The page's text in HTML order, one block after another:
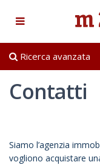
Ricerca avanzata
Contatti
Siamo l’agenzia
vogliono acquistare